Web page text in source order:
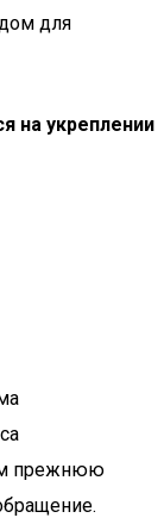
для
на укреплении
прежнюю